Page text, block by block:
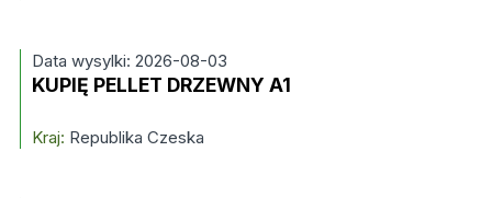
Data wysylki: 2026-08-03
KUPIĘ PELLET DRZEWNY A1
Kraj: Republika Czeska